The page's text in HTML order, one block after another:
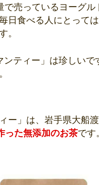
で売っているヨーグル
日食べる人にとって
。
ンティー」は珍しいで
ー」は、岩手県大船
った無添加のお茶です